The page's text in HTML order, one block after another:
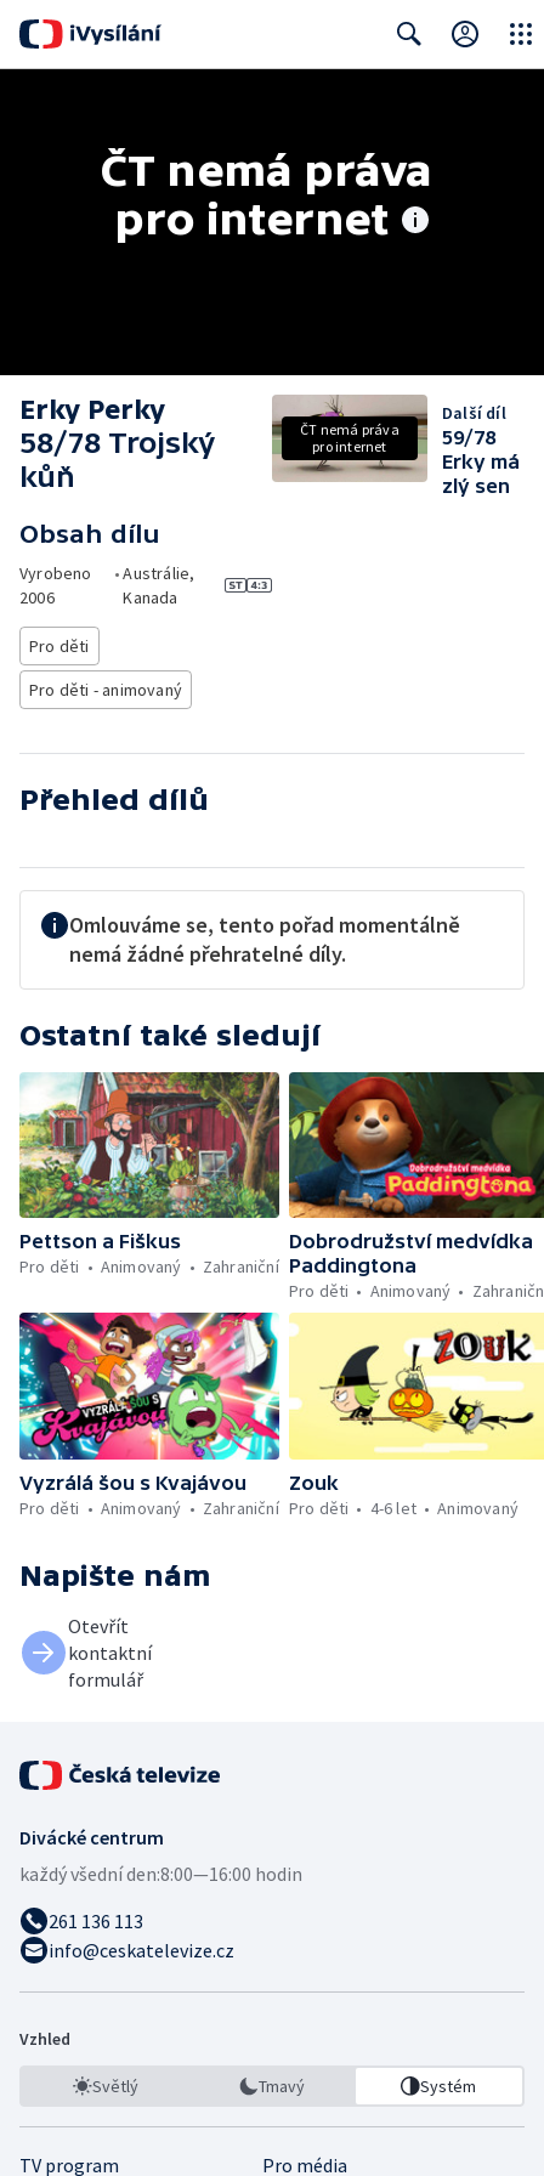
ČT nemá práva
pro internet
Erky Perky
58/78 Trojský
kůň
Obsah dílu
Vyrobeno
2006
•Austrálie,
Kanada
Pro děti
Pro děti - animovaný
ČT nemá práva
pro internet
Další díl
59/78
Erky má
zlý sen
Přehled dílů
Omlouváme se, tento pořad momentálně
nemá žádné přehratelné díly.
Ostatní také sledují
Pettson a Fiškus
Pro děti
Animovaný Zahraniční
Dobrodružství medvídka
Paddingtona
Pro děti
Animovaný
Vyzrálá šou s Kvajávou
Pro děti
Animovaný Zahraniční
Zouk
Pro děti
4-6 let Animovaný
Napište nám
Otevřít
kontaktní
formulář
Divácké centrum
každý všední den:8:00—16:00 hodin
261 136 113
info@ceskatelevize.cz
Vzhled
Světlý Tmavý Systém
TV program Pro média